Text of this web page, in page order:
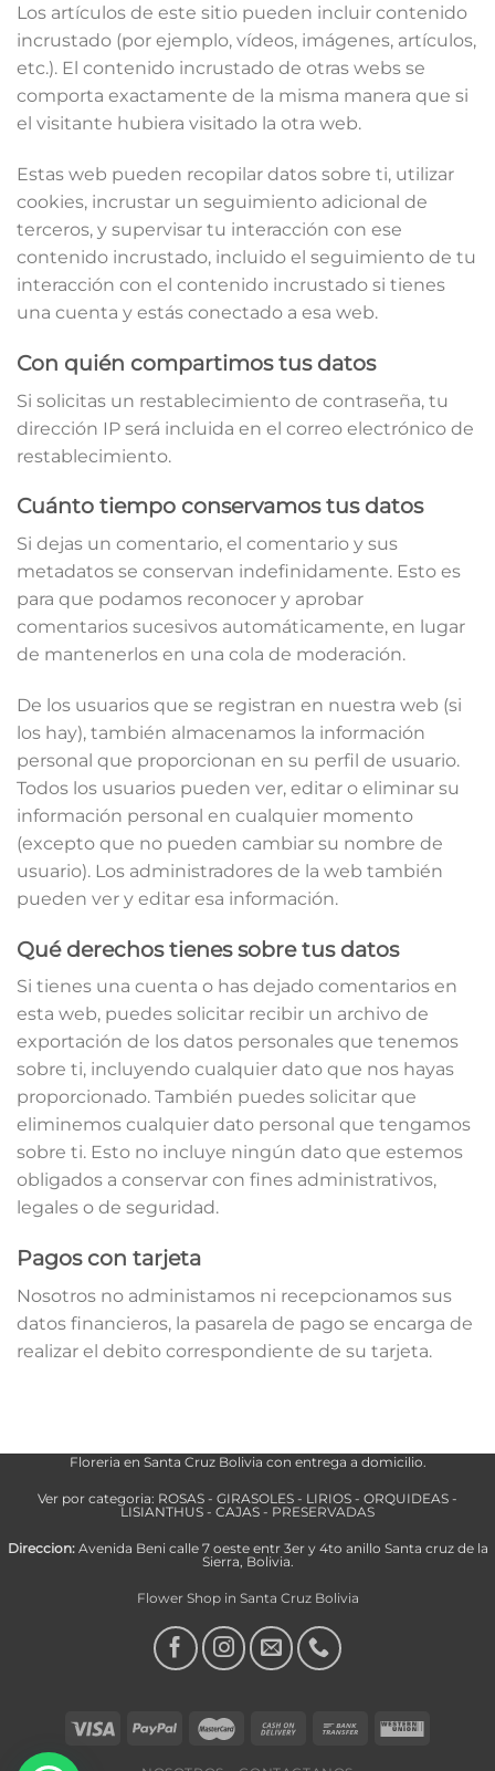
Los artículos de este sitio pueden incluir contenido
incrustado (por ejemplo, vídeos, imágenes, artículos,
etc.). El contenido incrustado de otras webs se
comporta exactamente de la misma manera que si
el visitante hubiera visitado la otra web.
Estas web pueden recopilar datos sobre ti, utilizar
cookies, incrustar un seguimiento adicional de
terceros, y supervisar tu interacción con ese
contenido incrustado, incluido el seguimiento de tu
interacción con el contenido incrustado si tienes
una cuenta y estás conectado a esa web.
Con quién compartimos tus datos
Si solicitas un restablecimiento de contraseña, tu
dirección IP será incluida en el correo electrónico de
restablecimiento.
Cuánto tiempo conservamos tus datos
Si dejas un comentario, el comentario y sus
metadatos se conservan indefinidamente. Esto es
para que podamos reconocer y aprobar
comentarios sucesivos automáticamente, en lugar
de mantenerlos en una cola de moderación.
De los usuarios que se registran en nuestra web (si
los hay), también almacenamos la información
personal que proporcionan en su perfil de usuario.
Todos los usuarios pueden ver, editar o eliminar su
información personal en cualquier momento
(excepto que no pueden cambiar su nombre de
usuario). Los administradores de la web también
pueden ver y editar esa información.
Qué derechos tienes sobre tus datos
Si tienes una cuenta o has dejado comentarios en
esta web, puedes solicitar recibir un archivo de
exportación de los datos personales que tenemos
sobre ti, incluyendo cualquier dato que nos hayas
proporcionado. También puedes solicitar que
eliminemos cualquier dato personal que tengamos
sobre ti. Esto no incluye ningún dato que estemos
obligados a conservar con fines administrativos,
legales o de seguridad.
Pagos con tarjeta
Nosotros no administamos ni recepcionamos sus
datos financieros, la pasarela de pago se encarga de
realizar el debito correspondiente de su tarjeta.
Floreria en Santa Cruz Bolivia con entrega a domicilio.
Ver por categoria: ROSAS - GIRASOLES - LIRIOS - ORQUIDEAS -
LISIANTHUS - CAJAS - PRESERVADAS
Direccion:Avenida Beni calle 7 oeste entr 3er y 4to anillo Santa cruz de la
Sierra, Bolivia.
Flower Shop in Santa Cruz Bolivia